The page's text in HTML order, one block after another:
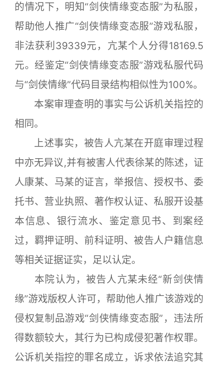
的情况下，明知“剑侠情缘变态服”为私服，
帮助他人推广“剑侠情缘变态服”游戏私服，
非法获利39339元，亢某个人分得18169.5
元。经鉴定“剑侠情缘变态服”游戏私服代码
与“剑侠情缘”代码目录结构相似性为100%。
本案审理查明的事实与公诉机关指控的
相同。
上述事实，被告人亢某在开庭审理过程
中亦无异议,并有被害人代表徐某的陈述，证
人康某、马某的证言，举报信、授权书、委
托书、营业执照、著作权认证、私服开设基
本信息、银行流水、鉴定意见书、到案经
过，羁押证明、前科证明、被告人户籍信息
等相关证据证实，足以认定。
本院认为，被告人亢某未经“新剑侠情
缘”游戏版权人许可，帮助他人推广该游戏的
侵权复制品游戏“剑侠情缘变态服”，违法所
得数额较大，其行为已构成侵犯著作权罪。
公诉机关指控的罪名成立，诉求依法追究其